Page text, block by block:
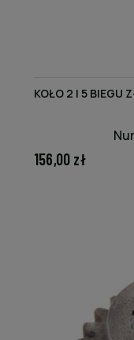
KOŁO 2 I 5 BIEGU
156,00 zł